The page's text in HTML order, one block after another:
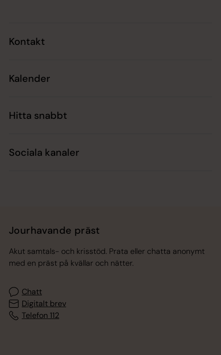
Kontakt
Kalender
Hitta snabbt
Sociala kanaler
Jourhavande präst
Akut samtals- och krisstöd. Prata eller chatta anonymt
med en präst på kvällar och nätter.
Chatt
Digitalt brev
Telefon 112